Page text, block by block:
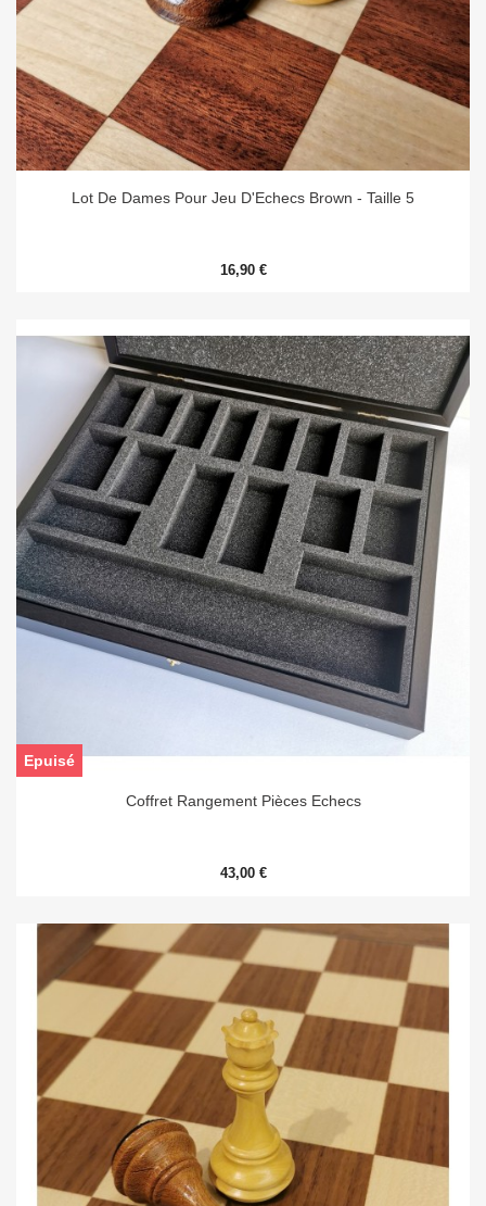
Lot De Dames Pour Jeu D'Echecs Brown - Taille 5
16,90 €
Coffret Rangement Pièces Echecs
43,00 €
Epuisé